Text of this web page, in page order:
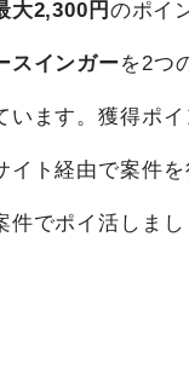
最大2,300円のポイ
スインガー を2つ
ます。獲得ポイ